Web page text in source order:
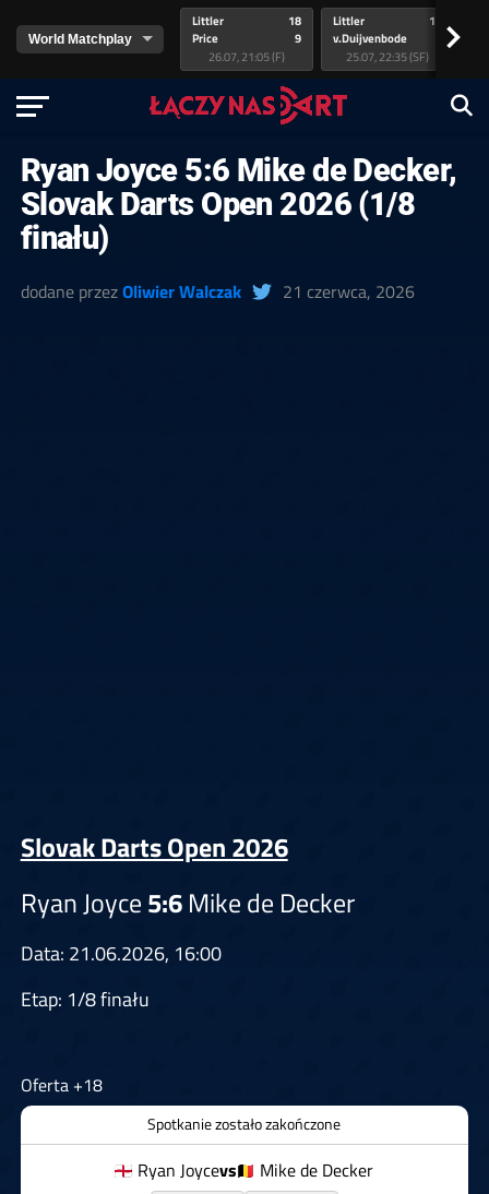
Littler
Price
18
9
26.07, 21:05 (F)
Littler
v.Duijvenbode
17
25.07, 22:35 (SF)
>
Ryan Joyce 5:6 Mike de Decker,
Slovak Darts Open 2026 (1/8
finału)
dodane przezOliwier Walczak 21 czerwca, 2026
Slovak Darts Open 2026
Ryan Joyce5:6Mike de Decker
Data: 21.06.2026, 16:00
Etap: 1/8 finału
Oferta +18
Spotkanie zostało zakończone
Ryan Joycevs
Mike de Decker